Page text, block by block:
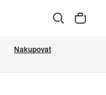
Nakupovat